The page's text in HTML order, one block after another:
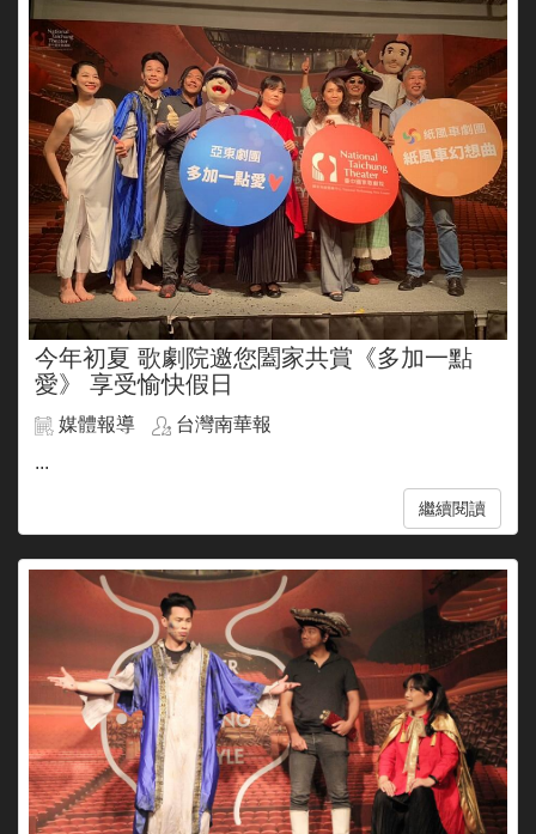
今年初夏 歌劇院邀您闔家共賞《多加一點
愛》 享受愉快假日
媒體報導
台灣南華報
...
繼續閱讀